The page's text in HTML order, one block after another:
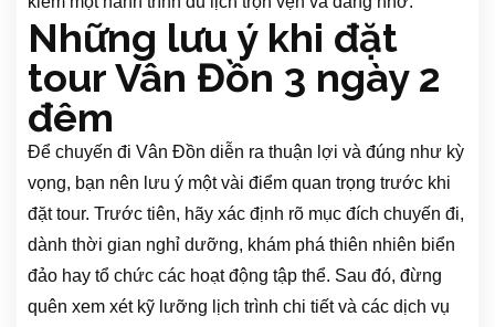
Những lưu ý khi đặt
tour Vân Đồn 3 ngày 2
đêm
Để chuyến đi Vân Đồn diễn ra thuận lợi và đúng như kỳ
vọng, bạn nên lưu ý một vài điểm quan trọng trước khi
đặt tour. Trước tiên, hãy xác định rõ mục đích chuyến đi,
dành thời gian nghỉ dưỡng, khám phá thiên nhiên biển
đảo hay tổ chức các hoạt động tập thể. Sau đó, đừng
quên xem xét kỹ lưỡng lịch trình chi tiết và các dịch vụ